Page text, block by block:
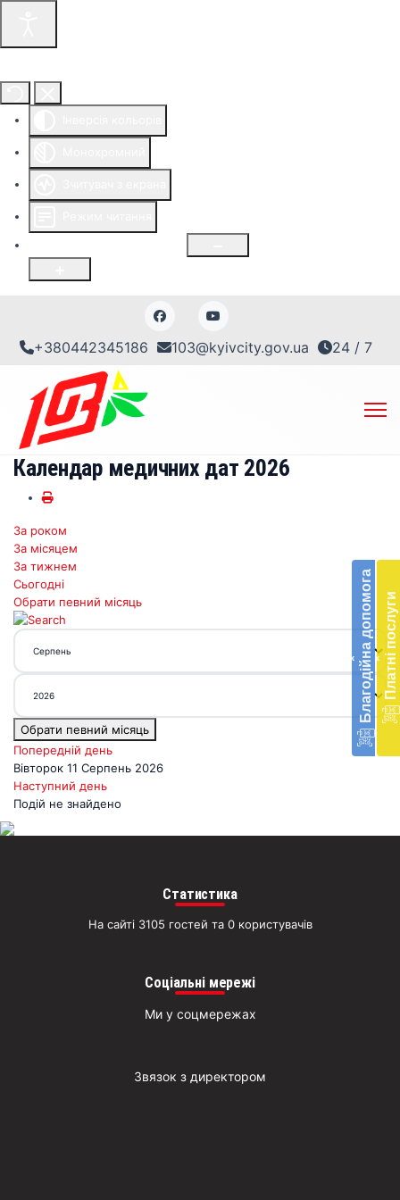
+380442345186 103@kyivcity.gov.ua 24 / 7
‹ Благодійна допомогав
‹ Платні послуги
Календар медичних дат 2026
За роком
За місяцем
За тижнем
Сьогодні
Обрати певний місяць
Обрати певний місяць
Попередній день
Вівторок 11 Серпень 2026
Наступний день
Подій не знайдено
Статистика
На сайті 3105 гостей та 0 користувачів
Соціальні мережі
Ми у соцмережах
Звязок з директором